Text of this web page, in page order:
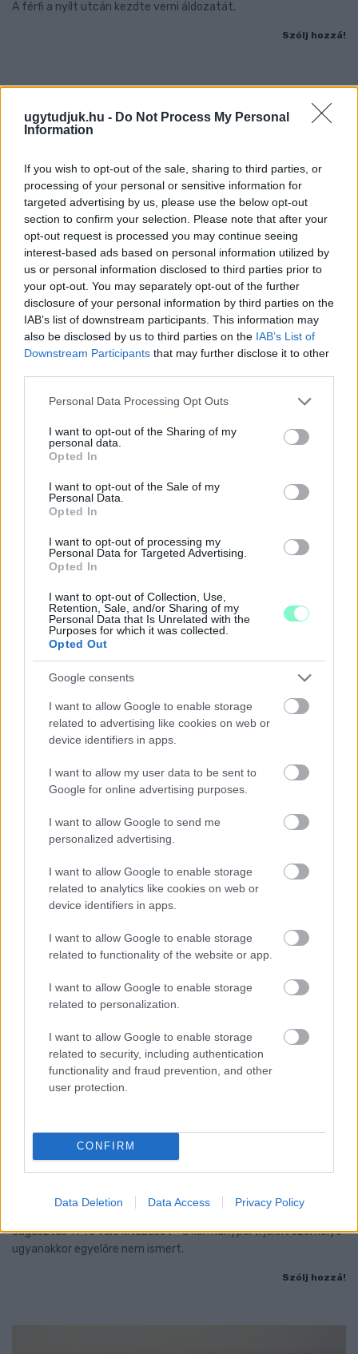
ugytudjuk.hu - Do Not Process My Personal
Information
If you wish to opt-out of the sale, sharing to third parties, or
processing of your personal or sensitive information for
targeted advertising by us, please use the below opt-out
section to confirm your selection. Please note that after your
opt-out request is processed you may continue seeing
interest-based ads based on personal information utilized by
us or personal information disclosed to third parties prior to
your opt-out. You may separately opt-out of the further
disclosure of your personal information by third parties on the
IAB’s list of downstream participants. This information may
also be disclosed by us to third parties on the IAB’s List of
Downstream Participants that may further disclose it to other
Please note that this website/app uses one or more Google
not limited to your visit or usage behaviour. You may click to
grant or deny consent to Google and its third-party tags to
use your data for below specified purposes in below Google
consent section.
Personal Data Processing Opt Outs
I want to opt-out of the Sharing of my
personal data.
Opted In
I want to opt-out of the Sale of my
Personal Data.
Opted In
I want to opt-out of processing my
Personal Data for Targeted Advertising.
Opted In
I want to opt-out of Collection, Use,
Retention, Sale, and/or Sharing of my
Personal Data that Is Unrelated with the
Purposes for which it was collected.
Opted Out
Google consents
I want to allow Google to enable storage
related to advertising like cookies on web or
device identifiers in apps.
I want to allow my user data to be sent to
Google for online advertising purposes.
I want to allow Google to send me
personalized advertising.
I want to allow Google to enable storage
related to analytics like cookies on web or
device identifiers in apps.
I want to allow Google to enable storage
related to functionality of the website or app.
I want to allow Google to enable storage
related to personalization.
I want to allow Google to enable storage
related to security, including authentication
functionality and fraud prevention, and other
user protection.
CONFIRM
Data Deletion Data Access Privacy Policy
A férfi a nyílt utcán kezdte verni áldozatát.
Szólj hozzá!
A RÓMAIAKTÓL AZ AGYAGKATONÁKIG –
TÁRLATVEZETÉSEK, WORKSHOP ÉS
KÖZÖNSÉGTALÁLKOZÓ VÁRJA A LÁTOGATÓKAT A
GYŐRI RÓMER MÚZEUMBAN
Ingyenes programokkal és különleges kiállításokkal készülnek a
– Kőtár is díjmentesen látogatható.
- LETILTOTTA A GOOGLE A VÉDVONAL LEVELEZŐ
FIÓKJÁT
Nem vicc! A Fidesz maradéka tényleg egy ingyenes e-mail
szolgáltatást használt, hogy megvédje a Fidesz maradékát.
Szólj hozzá!
KEDDEN MEGVÁLASZTHATJA AZ
ORSZÁGGYŰLÉS MAGYARORSZÁG ÚJ
augusztus 11-re való kitűzését - a kormánypárti jelölt személye
ugyanakkor egyelőre nem ismert.
Szólj hozzá!